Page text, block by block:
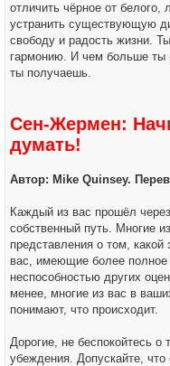
отличить чёрное от
устранить существующую
свободу и радость жизни.
гармонию. И чем больше ты
ты получаешь.
Сен-Жермен:
думать!
Автор: Mike Quinsey.
Каждый из вас прошёл
собственный путь. Многие
представления о том,
вас, имеющие более полное
неспособностью других
менее, многие из вас в
понимают, что происходит.
Дорогие, не беспокойтесь
убеждения. Допускайте,